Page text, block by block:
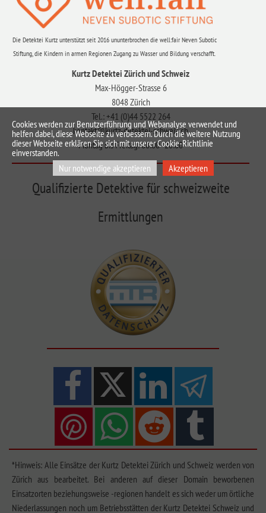
Die Detektei Kurtz unterstützt seit 2016 ununterbrochen die well:fair Neven Subotic
Stiftung, die Kindern in armen Regionen Zugang zu Wasser und Bildung verschafft.
Kurtz Detektei Zürich und Schweiz
Max-Högger-Strasse 6
8048 Zürich
Tel.: +41 (0)44 5522 264
kontakt@kurtz-detektei-schweiz.ch
Montag bis Freitag: 08:00–20:00
Qualifizierte Detektive für schweizweite
Ermittlungen
*Hinweis: Alle Einsätze der Kurtz Detektei Zürich und Schweiz werden von
Zürich aus bearbeitet. Bei anderen auf dieser Domain beworbenen
Einsatzorten beziehungsweise -regionen handelt es sich weder um örtliche
Niederlassungen noch um Betriebsstätten der Kurtz Detektei Schweiz und
Cookies werden zur Benutzerführung und Webanalyse verwendet und
helfen dabei, diese Webseite zu verbessern. Durch die weitere Nutzung
dieser Webseite erklären Sie sich mit unserer Cookie-Richtlinie
einverstanden.
Nur notwendige akzeptieren
Akzeptieren